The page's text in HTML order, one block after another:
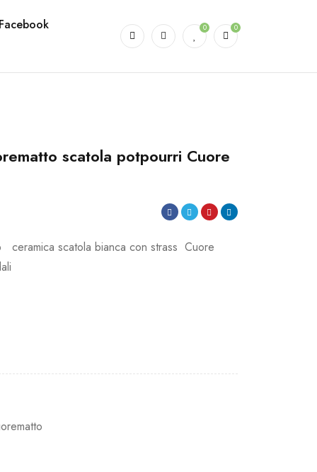
Facebook
0 0
scatola potpourri Cuore
ceramica scatola bianca con strass Cuore